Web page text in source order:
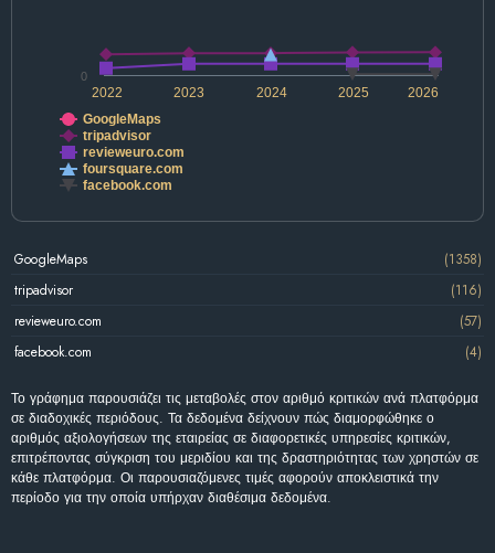
2022 2024 2026
2023 2025
0
GoogleMaps
tripadvisor
revieweuro.com
foursquare.com
facebook.com
GoogleMaps
(1358)
tripadvisor
(116)
revieweuro.com
(57)
facebook.com
(4)
Το γράφημα παρουσιάζει τις μεταβολές στον αριθμό κριτικών ανά πλατφόρμα
σε διαδοχικές περιόδους. Τα δεδομένα δείχνουν πώς διαμορφώθηκε ο
αριθμός αξιολογήσεων της εταιρείας σε διαφορετικές υπηρεσίες κριτικών,
επιτρέποντας σύγκριση του μεριδίου και της δραστηριότητας των χρηστών σε
κάθε πλατφόρμα. Οι παρουσιαζόμενες τιμές αφορούν αποκλειστικά την
περίοδο για την οποία υπήρχαν διαθέσιμα δεδομένα.